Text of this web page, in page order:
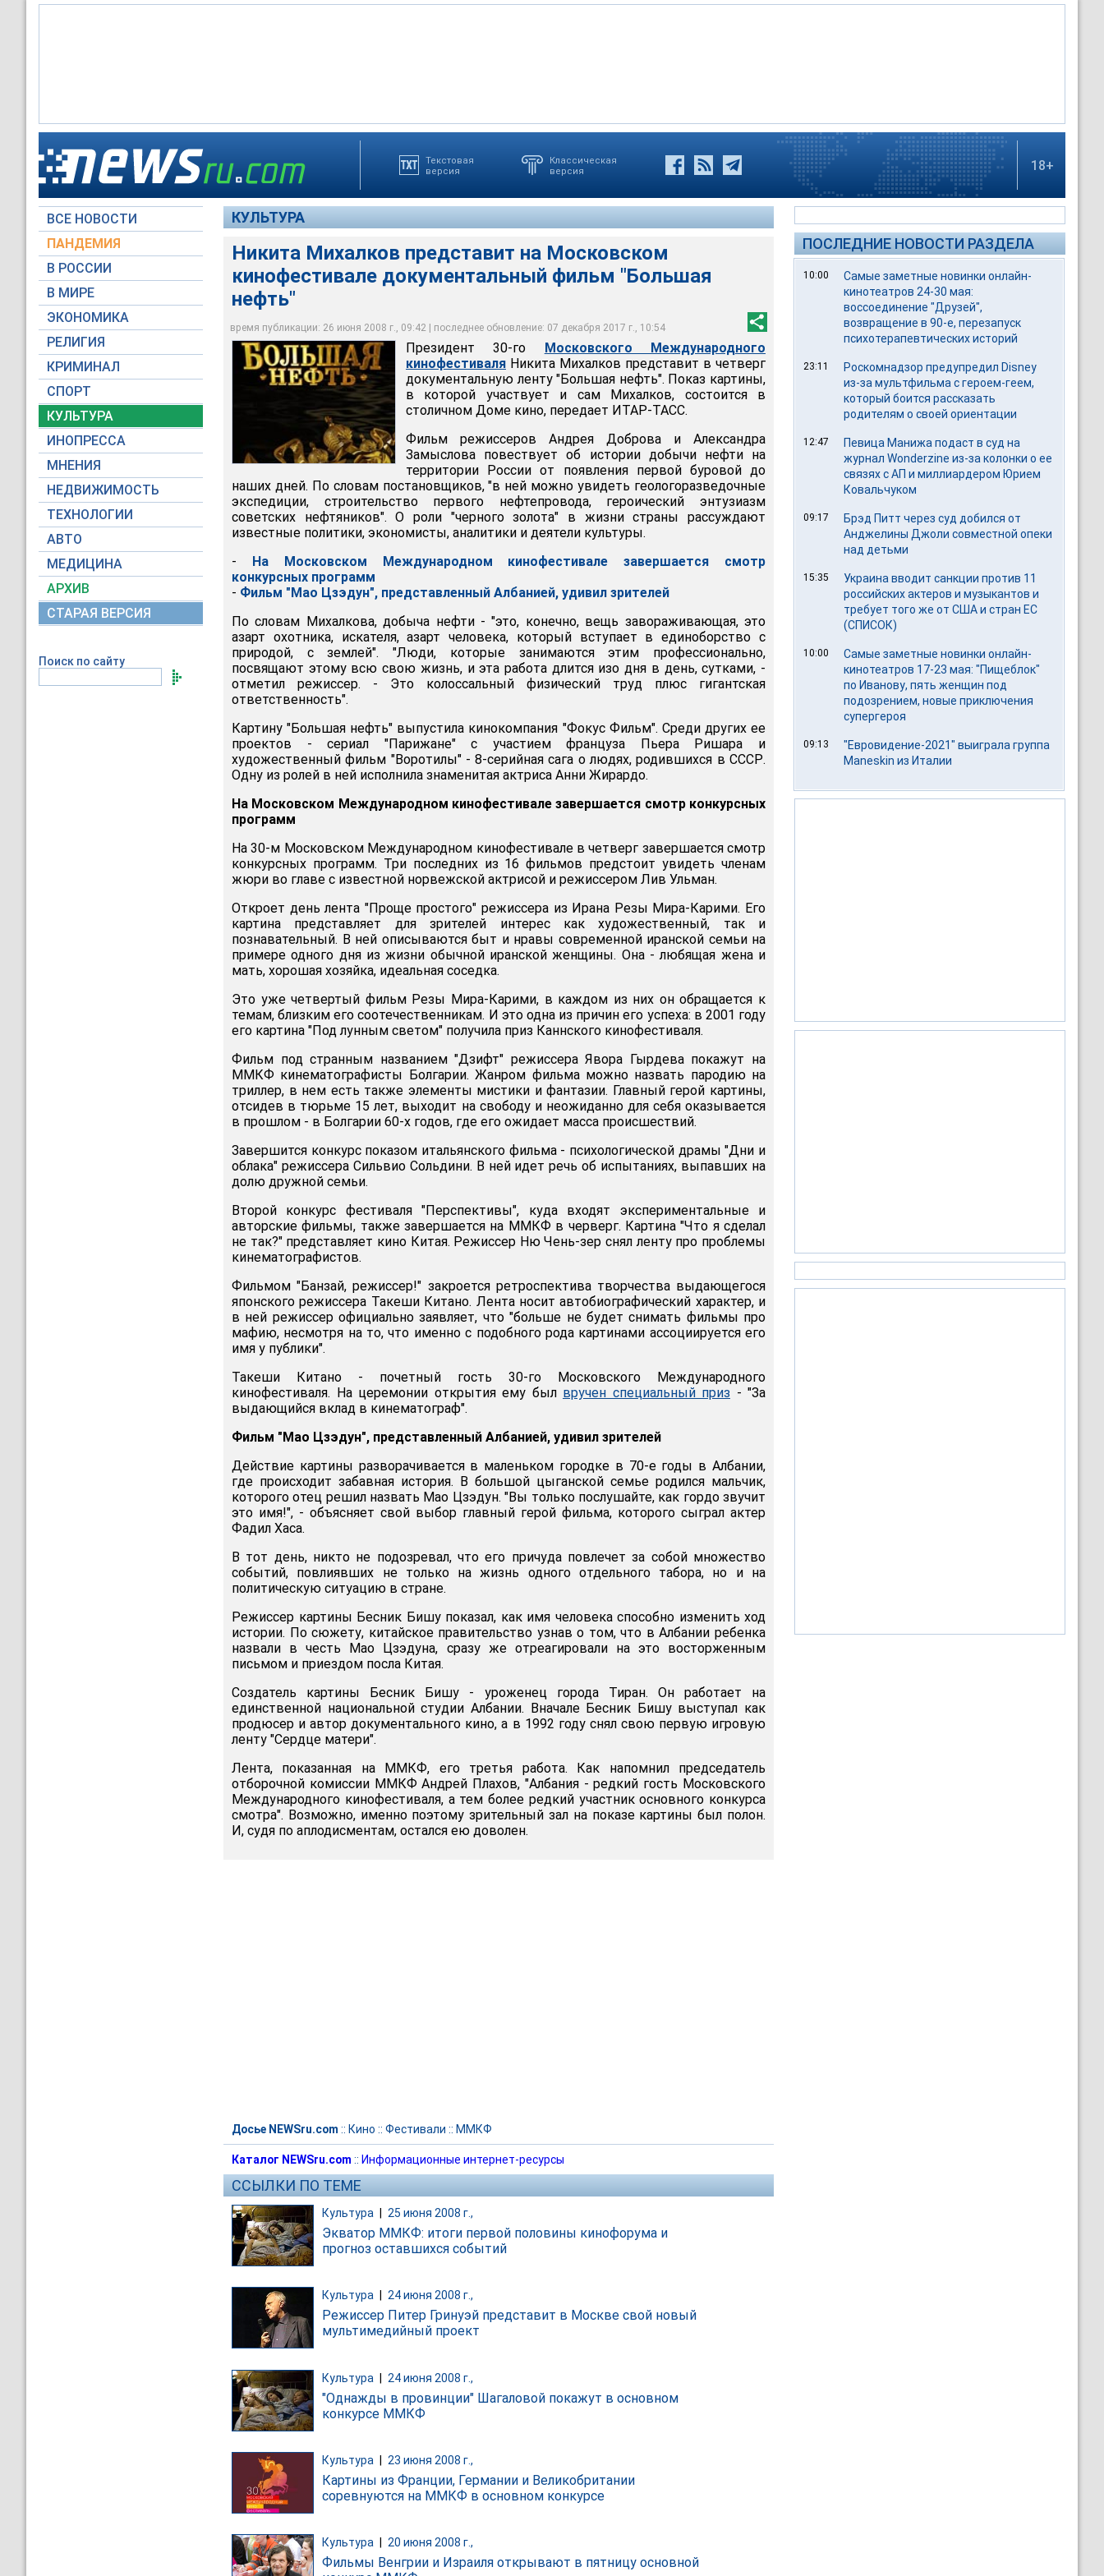
Текстовая
версия
Классическая
версия
18+
ВСЕ НОВОСТИ
ПАНДЕМИЯ
В РОССИИ
В МИРЕ
ЭКОНОМИКА
РЕЛИГИЯ
КРИМИНАЛ
СПОРТ
КУЛЬТУРА
ИНОПРЕССА
МНЕНИЯ
НЕДВИЖИМОСТЬ
ТЕХНОЛОГИИ
АВТО
МЕДИЦИНА
АРХИВ
СТАРАЯ ВЕРСИЯ
Поиск по сайту
КУЛЬТУРА
Никита Михалков представит на Московском
кинофестивале документальный фильм "Большая
нефть"
время публикации: 26 июня 2008 г., 09:42 | последнее обновление: 07 декабря 2017 г., 10:54
Президент 30-го Московского Международного кинофестиваля Никита Михалков
представит в четверг документальную ленту "Большая нефть"
i265.photobucket.com
Президент 30-го Московского Международного
кинофестиваля Никита Михалков представит в четверг
документальную ленту "Большая нефть". Показ картины,
в которой участвует и сам Михалков, состоится в
столичном Доме кино, передает ИТАР-ТАСС.
Фильм режиссеров Андрея Доброва и Александра
Замыслова повествует об истории добычи нефти на
территории России от появления первой буровой до
наших дней. По словам постановщиков, "в ней можно увидеть геологоразведочные
экспедиции, строительство первого нефтепровода, героический энтузиазм
советских нефтяников". О роли "черного золота" в жизни страны рассуждают
известные политики, экономисты, аналитики и деятели культуры.
- На Московском Международном кинофестивале завершается смотр
конкурсных программ
- Фильм "Мао Цзэдун", представленный Албанией, удивил зрителей
По словам Михалкова, добыча нефти - "это, конечно, вещь завораживающая, это
азарт охотника, искателя, азарт человека, который вступает в единоборство с
природой, с землей". "Люди, которые занимаются этим профессионально,
посвящают этому всю свою жизнь, и эта работа длится изо дня в день, сутками, -
отметил режиссер. - Это колоссальный физический труд плюс гигантская
ответственность".
Картину "Большая нефть" выпустила кинокомпания "Фокус Фильм". Среди других ее
проектов - сериал "Парижане" с участием француза Пьера Ришара и
художественный фильм "Воротилы" - 8-серийная сага о людях, родившихся в СССР.
Одну из ролей в ней исполнила знаменитая актриса Анни Жирардо.
На Московском Международном кинофестивале завершается смотр конкурсных
программ
На 30-м Московском Международном кинофестивале в четверг завершается смотр
конкурсных программ. Три последних из 16 фильмов предстоит увидеть членам
жюри во главе с известной норвежской актрисой и режиссером Лив Ульман.
Откроет день лента "Проще простого" режиссера из Ирана Резы Мира-Карими. Его
картина представляет для зрителей интерес как художественный, так и
познавательный. В ней описываются быт и нравы современной иранской семьи на
примере одного дня из жизни обычной иранской женщины. Она - любящая жена и
мать, хорошая хозяйка, идеальная соседка.
Это уже четвертый фильм Резы Мира-Карими, в каждом из них он обращается к
темам, близким его соотечественникам. И это одна из причин его успеха: в 2001 году
его картина "Под лунным светом" получила приз Каннского кинофестиваля.
Фильм под странным названием "Дзифт" режиссера Явора Гырдева покажут на
ММКФ кинематографисты Болгарии. Жанром фильма можно назвать пародию на
триллер, в нем есть также элементы мистики и фантазии. Главный герой картины,
отсидев в тюрьме 15 лет, выходит на свободу и неожиданно для себя оказывается
в прошлом - в Болгарии 60-х годов, где его ожидает масса происшествий.
Завершится конкурс показом итальянского фильма - психологической драмы "Дни и
облака" режиссера Сильвио Сольдини. В ней идет речь об испытаниях, выпавших на
долю дружной семьи.
Второй конкурс фестиваля "Перспективы", куда входят экспериментальные и
авторские фильмы, также завершается на ММКФ в черверг. Картина "Что я сделал
не так?" представляет кино Китая. Режиссер Ню Чень-зер снял ленту про проблемы
кинематографистов.
Фильмом "Банзай, режиссер!" закроется ретроспектива творчества выдающегося
японского режиссера Такеши Китано. Лента носит автобиографический характер, и
в ней режиссер официально заявляет, что "больше не будет снимать фильмы про
мафию, несмотря на то, что именно с подобного рода картинами ассоциируется его
имя у публики".
Такеши Китано - почетный гость 30-го Московского Международного
кинофестиваля. На церемонии открытия ему был вручен специальный приз - "За
выдающийся вклад в кинематограф".
Фильм "Мао Цзэдун", представленный Албанией, удивил зрителей
Действие картины разворачивается в маленьком городке в 70-е годы в Албании,
где происходит забавная история. В большой цыганской семье родился мальчик,
которого отец решил назвать Мао Цзэдун. "Вы только послушайте, как гордо звучит
это имя!", - объясняет свой выбор главный герой фильма, которого сыграл актер
Фадил Хаса.
В тот день, никто не подозревал, что его причуда повлечет за собой множество
событий, повлиявших не только на жизнь одного отдельного табора, но и на
политическую ситуацию в стране.
Режиссер картины Бесник Бишу показал, как имя человека способно изменить ход
истории. По сюжету, китайское правительство узнав о том, что в Албании ребенка
назвали в честь Мао Цзэдуна, сразу же отреагировали на это восторженным
письмом и приездом посла Китая.
Создатель картины Бесник Бишу - уроженец города Тиран. Он работает на
единственной национальной студии Албании. Вначале Бесник Бишу выступал как
продюсер и автор документального кино, а в 1992 году снял свою первую игровую
ленту "Сердце матери".
Лента, показанная на ММКФ, его третья работа. Как напомнил председатель
отборочной комиссии ММКФ Андрей Плахов, "Албания - редкий гость Московского
Международного кинофестиваля, а тем более редкий участник основного конкурса
смотра". Возможно, именно поэтому зрительный зал на показе картины был полон.
И, судя по аплодисментам, остался ею доволен.
Досье NEWSru.com :: Кино :: Фестивали :: ММКФ
Каталог NEWSru.com :: Информационные интернет-ресурсы
ССЫЛКИ ПО ТЕМЕ
Культура 25 июня 2008 г.,
Экватор ММКФ: итоги первой половины кинофорума и
прогноз оставшихся событий
Культура 24 июня 2008 г.,
Режиссер Питер Гринуэй представит в Москве свой новый
мультимедийный проект
Культура | 24 июня 2008 г.,
"Однажды в провинции" Шагаловой покажут в основном
конкурсе ММКФ
Культура 23 июня 2008 г.,
Картины из Франции, Германии и Великобритании
соревнуются на ММКФ в основном конкурсе
Культура 20 июня 2008 г.,
Фильмы Венгрии и Израиля открывают в пятницу основной
ПОСЛЕДНИЕ НОВОСТИ РАЗДЕЛА
10:00
Самые заметные новинки онлайн-
кинотеатров 24-30 мая:
воссоединение "Друзей",
возвращение в 90-е, перезапуск
психотерапевтических историй
23:11
Роскомнадзор предупредил Disney
из-за мультфильма c героем-геем,
который боится рассказать
родителям о своей ориентации
12:47
Певица Манижа подаст в суд на
журнал Wonderzine из-за колонки о ее
связях с АП и миллиардером Юрием
Ковальчуком
09:17
Брэд Питт через суд добился от
Анджелины Джоли совместной опеки
над детьми
15:35
Украина вводит санкции против 11
российских актеров и музыкантов и
требует того же от США и стран ЕС
(СПИСОК)
10:00
Самые заметные новинки онлайн-
кинотеатров 17-23 мая: "Пищеблок"
по Иванову, пять женщин под
подозрением, новые приключения
супергероя
09:13
"Евровидение-2021" выиграла группа
Maneskin из Италии